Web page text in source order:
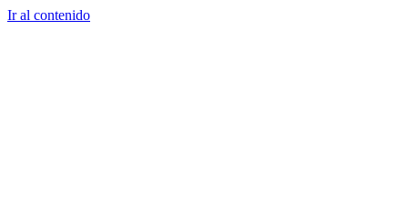
Ir al contenido